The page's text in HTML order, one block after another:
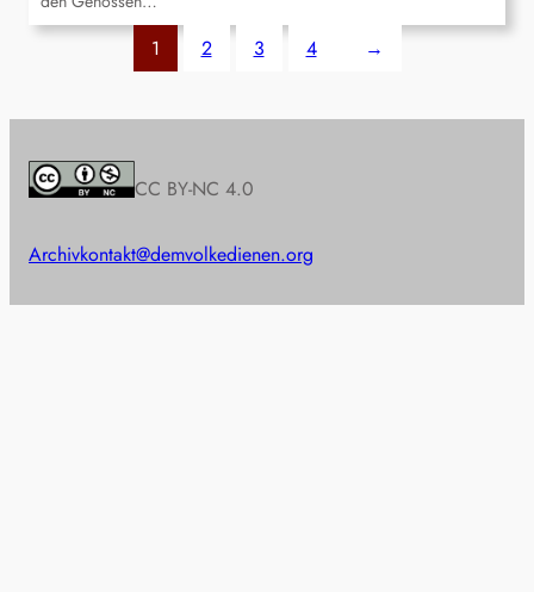
1 2 3 4 →
CC BY-NC 4.0
Archivkontakt@demvolkedienen.org